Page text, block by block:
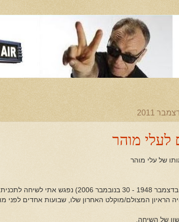
לעלי מוהר
של עלי מוהר
הראיון המצולם/מוקלט האחרון שלו, שבועות אחדים לפני
של השיחה.